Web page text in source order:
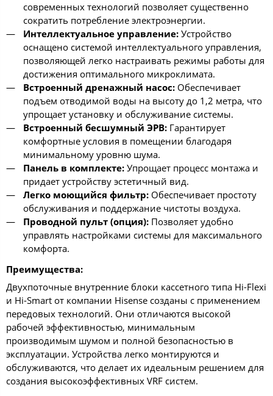
современных технологий позволяет существенно
сократить потребление электроэнергии.
Интеллектуальное управление:Устройство
оснащено системой интеллектуального управления,
позволяющей легко настраивать режимы работы для
достижения оптимального микроклимата.
Встроенный дренажный насос:Обеспечивает
подъем отводимой воды на высоту до 1,2 метра, что
упрощает установку и обслуживание системы.
Встроенный бесшумный ЭРВ:Гарантирует
комфортные условия в помещении благодаря
минимальному уровню шума.
Панель в комплекте:Упрощает процесс монтажа и
придает устройству эстетичный вид.
Легко моющийся фильтр:Обеспечивает простоту
обслуживания и поддержание чистоты воздуха.
Проводной пульт (опция):Позволяет удобно
управлять настройками системы для максимального
комфорта.
Преимущества:
Двухпоточные внутренние блоки кассетного типа Hi-Flexi
и Hi-Smart от компании Hisense созданы с применением
передовых технологий. Они отличаются высокой
рабочей эффективностью, минимальным
производимым шумом и полной безопасностью в
эксплуатации. Устройства легко монтируются и
обслуживаются, что делает их идеальным решением для
создания высокоэффективных VRF систем.